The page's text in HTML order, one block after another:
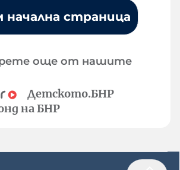
начална страница
още от нашите
Детското.БНР
на БНР